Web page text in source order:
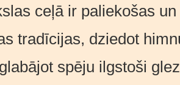
ceļā ir paliekošas
tradīcijas, dziedot
spēju ilgstoši